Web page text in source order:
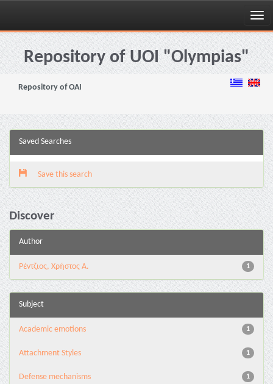
Skip
navigationRepository of UOI "Olympias"
Repository of OAI
Saved Searches
Save this search
Discover
Author
1
Ρέντζιος, Χρήστος Α.
Subject
1
Academic emotions
1
Attachment Styles
1
Defense mechanisms